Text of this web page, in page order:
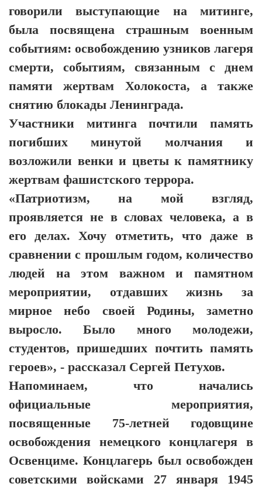
говорили выступающие на митинге,
была посвящена страшным военным
событиям: освобождению узников лагеря
смерти, событиям, связанным с днем
памяти жертвам Холокоста, а также
снятию блокады Ленинграда.
Участники митинга почтили память
погибших минутой молчания и
возложили венки и цветы к памятнику
жертвам фашистского террора.
«Патриотизм, на мой взгляд,
проявляется не в словах человека, а в
его делах. Хочу отметить, что даже в
сравнении с прошлым годом, количество
людей на этом важном и памятном
мероприятии, отдавших жизнь за
мирное небо своей Родины, заметно
выросло. Было много молодежи,
студентов, пришедших почтить память
героев», - рассказал Сергей Петухов.
Напоминаем, что начались
официальные мероприятия,
посвященные 75-летней годовщине
освобождения немецкого концлагеря в
Освенциме. Концлагерь был освобожден
советскими войсками 27 января 1945